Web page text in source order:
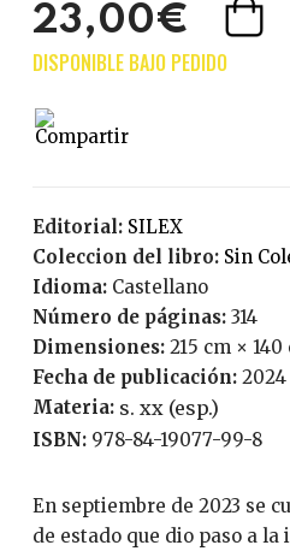
23,00€
Editorial:
SILEX
Coleccion del libro:
Sin
Idioma:
Castellano
Número de páginas: 314
Dimensiones: 215 cm ×
Fecha de publicación:
2024
Materia: s. xx (esp.)
ISBN: 978-84-19077-99-8
En septiembre de 2023 se cumple un siglo del golpe
de estado que dio paso a